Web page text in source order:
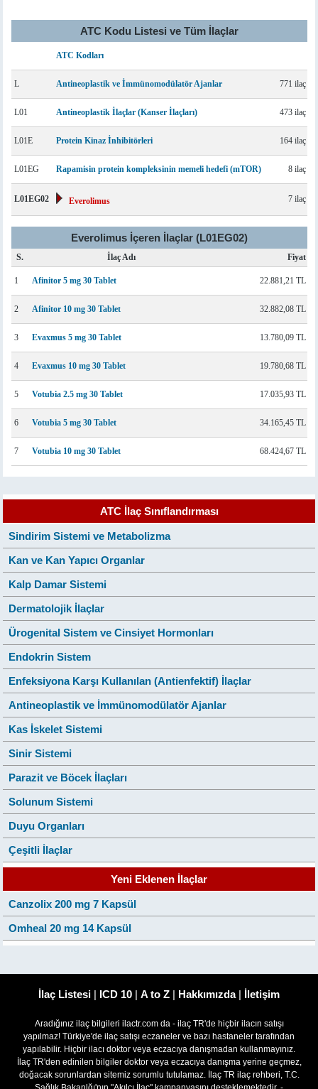
ATC Kodu Listesi ve Tüm İlaçlar
ATC Kodları
L Antineoplastik ve İmmünomodülatör Ajanlar 771 ilaç
L01 Antineoplastik İlaçlar (Kanser İlaçları) 473 ilaç
L01E Protein Kinaz İnhibitörleri 164 ilaç
L01EG Rapamisin protein kompleksinin memeli hedefi (mTOR) 8 ilaç
L01EG02 Everolimus 7 ilaç
Everolimus İçeren İlaçlar (L01EG02)
S. İlaç Adı Fiyat
1 Afinitor 5 mg 30 Tablet 22.881,21 TL
2 Afinitor 10 mg 30 Tablet 32.882,08 TL
3 Evaxmus 5 mg 30 Tablet 13.780,09 TL
4 Evaxmus 10 mg 30 Tablet 19.780,68 TL
5 Votubia 2.5 mg 30 Tablet 17.035,93 TL
6 Votubia 5 mg 30 Tablet 34.165,45 TL
7 Votubia 10 mg 30 Tablet 68.424,67 TL
ATC İlaç Sınıflandırması
Sindirim Sistemi ve Metabolizma
Kan ve Kan Yapıcı Organlar
Kalp Damar Sistemi
Dermatolojik İlaçlar
Ürogenital Sistem ve Cinsiyet Hormonları
Endokrin Sistem
Enfeksiyona Karşı Kullanılan (Antienfektif) İlaçlar
Antineoplastik ve İmmünomodülatör Ajanlar
Kas İskelet Sistemi
Sinir Sistemi
Parazit ve Böcek İlaçları
Solunum Sistemi
Duyu Organları
Çeşitli İlaçlar
Yeni Eklenen İlaçlar
Canzolix 200 mg 7 Kapsül
Omheal 20 mg 14 Kapsül
İlaç Listesi | ICD 10 | A to Z | Hakkımızda| İletişim
Aradığınız ilaç bilgileri ilactr.com da - ilaç TR'de hiçbir ilacın satışı
yapılmaz! Türkiye'de ilaç satışı eczaneler ve bazı hastaneler tarafından
yapılabilir. Hiçbir ilacı doktor veya eczacıya danışmadan kullanmayınız.
İlaç TR'den edinilen bilgiler doktor veya eczacıya danışma yerine geçmez,
doğacak sorunlardan sitemiz sorumlu tutulamaz. İlaç TR ilaç rehberi, T.C.